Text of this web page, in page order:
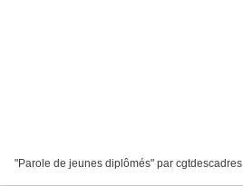
"Parole de jeunes diplômés" par cgtdescadres